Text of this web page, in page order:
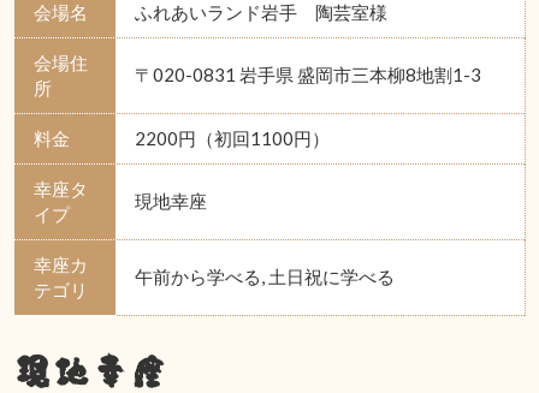
会場名 ふれあいランド岩手 陶芸室様
会場住
所
〒020-0831 岩手県 盛岡市三本柳8地割1-3
料金 2200円（初回1100円）
幸座タ
イプ
現地幸座
幸座カ
テゴリ
午前から学べる, 土日祝に学べる
現地幸座